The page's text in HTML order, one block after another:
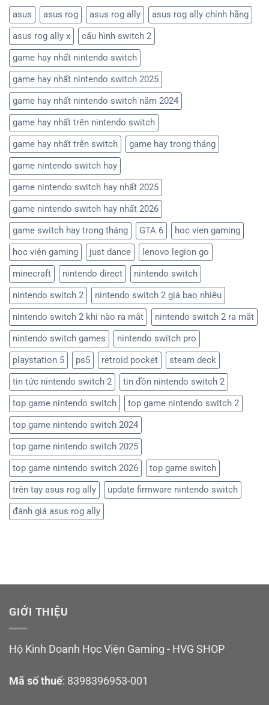
lập
ES-
DE
trên
Retroid
Pocket
(Android)
hành
đĩa
vật
lý
vào
năm
2028
Nintendo
Switch
Cực
Hay
Sẽ
Phát
Hành
Tháng
7/2026
asus asus rog asus rog ally
asus rog ally chính hãng
asus rog ally x
cấu hình switch 2
game hay nhất nintendo switch
game hay nhất nintendo switch 2025
game hay nhất nintendo switch năm 2024
game hay nhất trên nintendo switch
game hay nhất trên switch
game hay trong tháng
game nintendo switch hay
game nintendo switch hay nhất 2025
game nintendo switch hay nhất 2026
game switch hay trong tháng
GTA 6
hoc vien gaming
học viện gaming
just dance
lenovo legion go
minecraft
nintendo direct
nintendo switch
nintendo switch 2
nintendo switch 2 giá bao nhiêu
nintendo switch 2 khi nào ra mắt
nintendo switch 2 ra mắt
nintendo switch games
nintendo switch pro
playstation 5
ps5 retroid pocket
steam deck
tin tức nintendo switch 2
tin đồn nintendo switch 2
top game nintendo switch
top game nintendo switch 2
top game nintendo switch 2024
top game nintendo switch 2025
top game nintendo switch 2026
top game switch
trên tay asus rog ally
update firmware nintendo switch
đánh giá asus rog ally
GIỚI THIỆU
Hộ Kinh Doanh Học Viện Gaming - HVG SHOP
Mã số thuế: 8398396953-001